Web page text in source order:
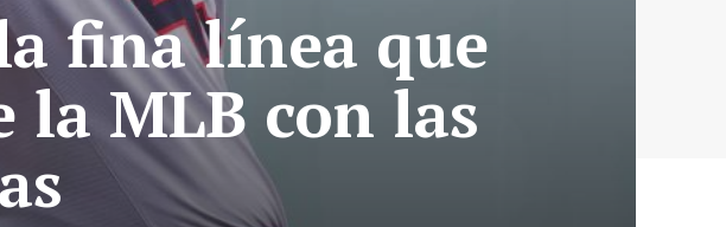
fina línea que
la MLB con las